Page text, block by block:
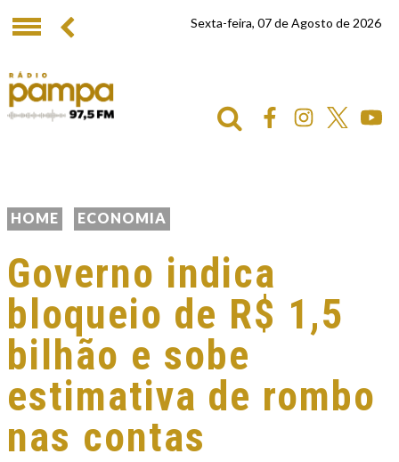
Sexta-feira, 07 de Agosto de 2026
HOME ECONOMIA
Governo indica
bloqueio de R$ 1,5
bilhão e sobe
estimativa de rombo
nas contas